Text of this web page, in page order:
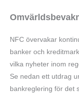
NFC övervakar
banker och
vilka nyheter inom
Se nedan ett utdrag
bankreglering för det